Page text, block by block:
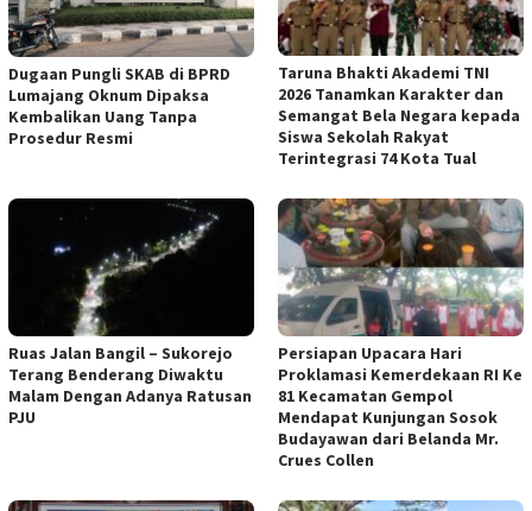
Dugaan Pungli SKAB di BPRD
Lumajang Oknum Dipaksa
Kembalikan Uang Tanpa
Prosedur Resmi
Taruna Bhakti Akademi TNI
2026 Tanamkan Karakter dan
Semangat Bela Negara kepada
Siswa Sekolah Rakyat
Terintegrasi 74 Kota Tual
Ruas Jalan Bangil – Sukorejo
Terang Benderang Diwaktu
Malam Dengan Adanya Ratusan
PJU
Persiapan Upacara Hari
Proklamasi Kemerdekaan RI Ke
81 Kecamatan Gempol
Mendapat Kunjungan Sosok
Budayawan dari Belanda Mr.
Crues Collen